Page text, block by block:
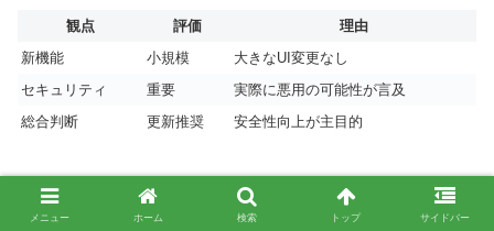
観点 評価
理由
新機能
小規模
大きなUI変更なし
セキュリティ
重要
実際に悪用の可能性が言及
総合判断
更新推奨 安全性向上が主目的
不具合が心配な人が確認すべきポイント
メニュー ホーム 検索 トップ サイドバー